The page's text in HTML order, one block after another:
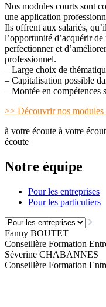
Nos modules courts sont
une application
Ils offrent aux salariés,
l’opportunité d’acquérir
perfectionner et
professionnel.
– Large choix de
– Capitalisation possible
– Montée en compétences
>> Découvrir nos modules
à votre écoute à votre
écoute
Notre équipe
Pour les entreprises
Pour les particuliers
Fanny BOUTET
Conseillère Formation
Séverine CHABANNES
Conseillère Formation